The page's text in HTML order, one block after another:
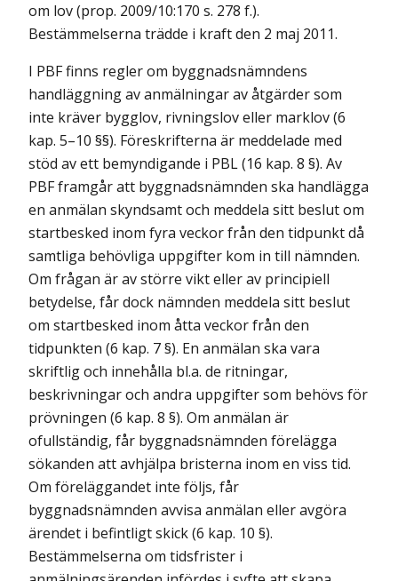
om lov (prop. 2009/10:170 s. 278 f.).
Bestämmelserna trädde i kraft den 2 maj 2011.
I PBF finns regler om byggnadsnämndens
handläggning av anmälningar av åtgärder som
inte kräver bygglov, rivningslov eller marklov (6
kap. 5–10 §§). Föreskrifterna är meddelade med
stöd av ett bemyndigande i PBL (16 kap. 8 §). Av
PBF framgår att byggnadsnämnden ska handlägga
en anmälan skyndsamt och meddela sitt beslut om
startbesked inom fyra veckor från den tidpunkt då
samtliga behövliga uppgifter kom in till nämnden.
Om frågan är av större vikt eller av principiell
betydelse, får dock nämnden meddela sitt beslut
om startbesked inom åtta veckor från den
tidpunkten (6 kap. 7 §). En anmälan ska vara
skriftlig och innehålla bl.a. de ritningar,
beskrivningar och andra uppgifter som behövs för
prövningen (6 kap. 8 §). Om anmälan är
ofullständig, får byggnadsnämnden förelägga
sökanden att avhjälpa bristerna inom en viss tid.
Om föreläggandet inte följs, får
byggnadsnämnden avvisa anmälan eller avgöra
ärendet i befintligt skick (6 kap. 10 §).
Bestämmelserna om tidsfrister i